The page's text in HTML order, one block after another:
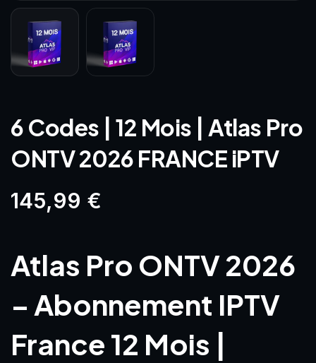
6 Codes | 12 Mois | Atlas Pro
ONTV 2026 FRANCE iPTV
145,99 €
Atlas Pro ONTV 2026
– Abonnement IPTV
France 12 Mois |